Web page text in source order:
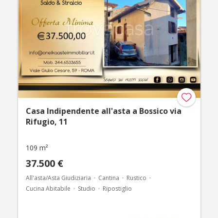
Casa Indipendente all'asta a Bossico via
Rifugio, 11
109 m²
37.500 €
All'asta/Asta Giudiziaria Cantina
Rustico
Cucina Abitabile
Studio Ripostiglio